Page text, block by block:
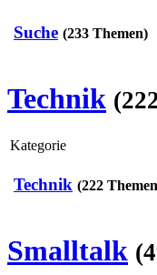
Suche (233 Themen)
Technik
Kategorie
Technik (222
Smalltalk